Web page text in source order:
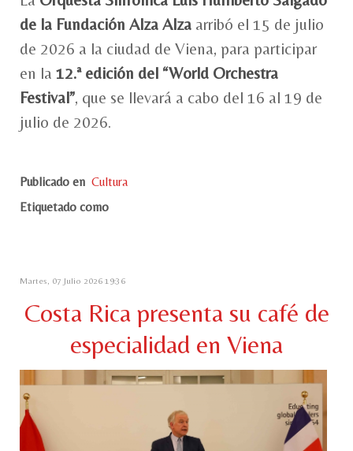
de la Fundación Alza Alza arribó el 15 de julio
de 2026 a la ciudad de Viena, para participar
en la 12.ª edición del “World Orchestra
Festival”, que se llevará a cabo del 16 al 19 de
julio de 2026.
Publicado en Cultura
Etiquetado como
Martes, 07 Julio 2026 19:36
Costa Rica presenta su café de
especialidad en Viena